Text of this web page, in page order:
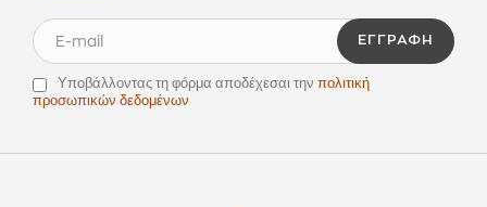
ΕΓΓΡΑΦΉ
Υποβάλλοντας τη φόρμα αποδέχεσαι την πολιτική
προσωπικών δεδομένων